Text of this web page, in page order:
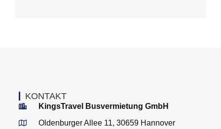
KONTAKT
KingsTravel Busvermietung GmbH
Oldenburger Allee 11, 30659 Hannover